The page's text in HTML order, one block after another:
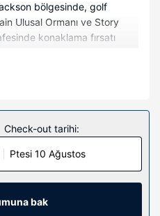
bölgesinde, golf
Ulusal Ormanı ve Story
konaklama fırsatı
mi (19,5 km) ve Saco
oynatıcı mevcuttur.
üstlü yatak bulunur.
internet sunulmaktadır.
için kablolu TV
ve ücretsiz
Check-out tarihi:
Ptesi 10 Ağustos
bak